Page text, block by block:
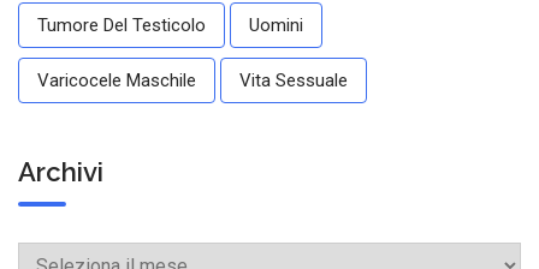
Tumore Del Testicolo Uomini
Varicocele Maschile Vita Sessuale
Archivi
Archivi